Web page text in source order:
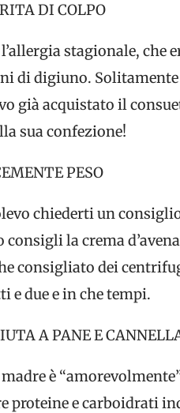
DI COLPO
stagionale,
di digiuno.
già acquistato il
sua confezione!
PESO
chiederti un
consigli la crema
consigliato dei
e due e in che tempi.
A PANE E
è
proteine e carboidrati